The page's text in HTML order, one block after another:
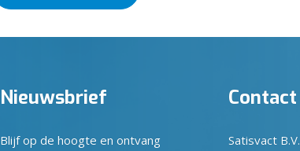
Nieuwsbrief
Blijf op de hoogte en ontvang
Contact
Satisvact B.V.